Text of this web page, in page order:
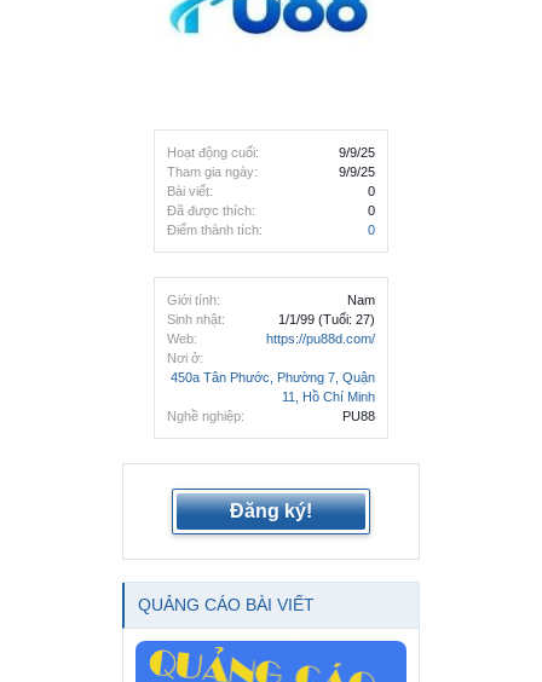
Hoạt động cuối:
9/9/25
Tham gia ngày:
9/9/25
Bài viết:
0
Đã được thích:
0
Điểm thành tích:
0
Giới tính:
Nam
Sinh nhật:
1/1/99 (Tuổi: 27)
Web:
https://pu88d.com/
Nơi ở:
450a Tân Phước, Phường 7, Quận
11, Hồ Chí Minh
Nghề nghiệp:
PU88
Đăng ký!
QUẢNG CÁO BÀI VIẾT